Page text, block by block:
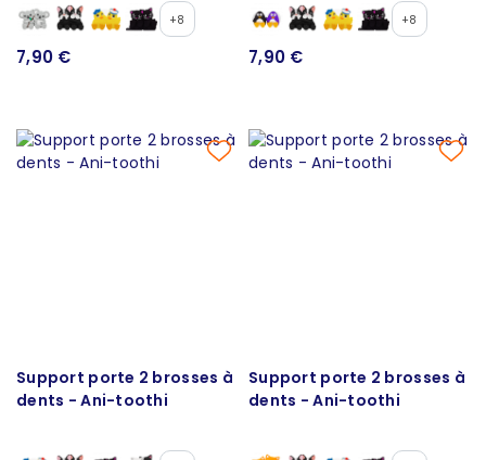
+8
7,90 €
+8
7,90 €
Support porte 2 brosses à
dents - Ani-toothi
Support porte 2 brosses à
dents - Ani-toothi